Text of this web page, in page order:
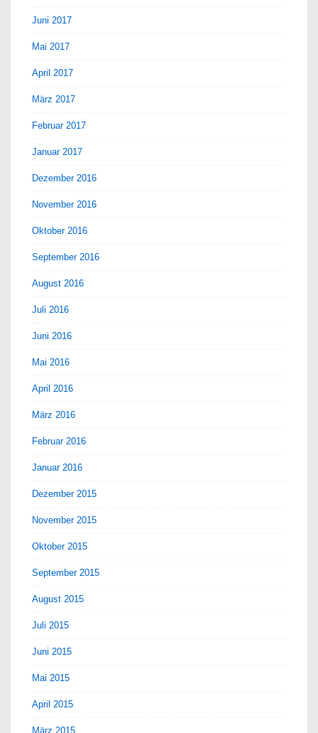
Juni 2017
Mai 2017
April 2017
März 2017
Februar 2017
Januar 2017
Dezember 2016
November 2016
Oktober 2016
September 2016
August 2016
Juli 2016
Juni 2016
Mai 2016
April 2016
März 2016
Februar 2016
Januar 2016
Dezember 2015
November 2015
Oktober 2015
September 2015
August 2015
Juli 2015
Juni 2015
Mai 2015
April 2015
März 2015